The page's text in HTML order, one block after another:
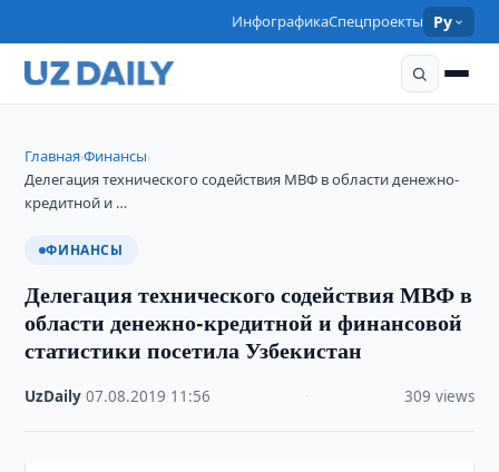
ИнфографикаСпецпроекты Ру
Главная›Финансы›
Делегация технического содействия МВФ в области денежно-
кредитной и …
ФИНАНСЫ
Делегация технического содействия МВФ в
области денежно-кредитной и финансовой
статистики посетила Узбекистан
UzDaily ·07.08.2019 11:56 309 views